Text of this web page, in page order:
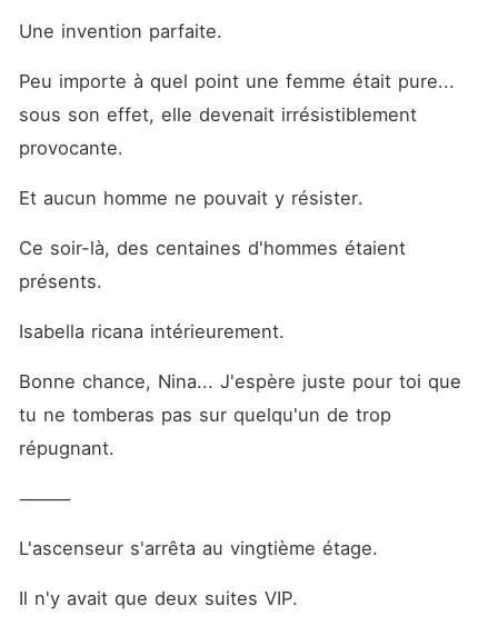
Une invention parfaite.
Peu importe à quel point une femme était pure...
sous son effet, elle devenait irrésistiblement
provocante.
Et aucun homme ne pouvait y résister.
Ce soir-là, des centaines d'hommes étaient
présents.
Isabella ricana intérieurement.
Bonne chance, Nina... J'espère juste pour toi que
tu ne tomberas pas sur quelqu'un de trop
répugnant.
⸻
L'ascenseur s'arrêta au vingtième étage.
Il n'y avait que deux suites VIP.